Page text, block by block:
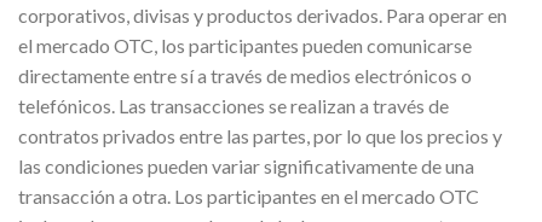
corporativos, divisas y productos derivados. Para operar en
el mercado OTC, los participantes pueden comunicarse
directamente entre sí a través de medios electrónicos o
telefónicos. Las transacciones se realizan a través de
contratos privados entre las partes, por lo que los precios y
las condiciones pueden variar significativamente de una
transacción a otra. Los participantes en el mercado OTC